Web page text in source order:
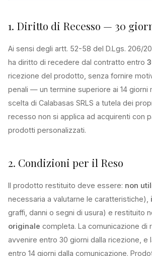
1. Diritto di Recesso — 30
Ai sensi degli artt. 52-58 del D.Lgs. 206/
ha diritto di recedere dal contratto entro
ricezione del prodotto, senza fornire
penali — un termine superiore ai 14 giorni
scelta di Calabasas SRLS a tutela dei
recesso non si applica ad acquirenti con
prodotti personalizzati.
2. Condizioni per il Reso
Il prodotto restituito deve essere: non
necessaria a valutarne le caratteristiche),
graffi, danni o segni di usura) e restituito
originale completa. La comunicazione di
avvenire entro 30 giorni dalla ricezione, e
entro 14 giorni dalla comunicazione.